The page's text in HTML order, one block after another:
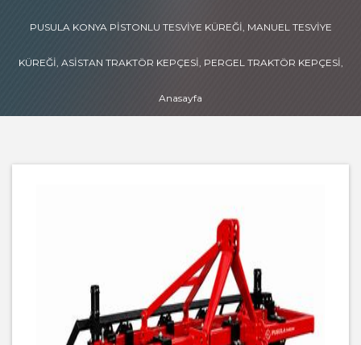
PUSULA KONYA PISTONLU TESVIYE KÜREĞI, MANUEL TESVIYE
KÜREĞI, ASISTAN TRAKTÖR KEPÇESI, PERGEL TRAKTÖR KEPÇESI,
Anasayfa